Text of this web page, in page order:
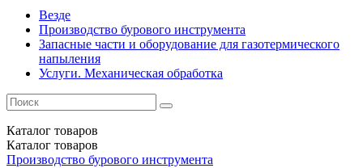
Везде
Производство бурового инструмента
Запасные части и оборудование для газотермического
напыления
Услуги. Механическая обработка
Каталог товаров
Каталог товаров
Производство бурового инструмента